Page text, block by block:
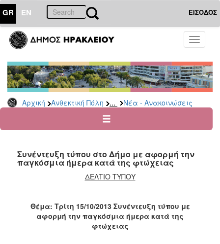
GR EN ΕΙΣΟΔΟΣ
Toggle
Αρχική Ανθεκτική Πόλη ... Νέα - Ανακοινώσεις
ΑΝΘΕΚΤΙΚΗ
ΠΟΛΗ
Κοινωνική
Πολιτική
Νέα
Ανακοινώσεις
για
Οικονομική
Καταστροφές
Κέντρα
Συνέντευξη τύπου στο Δήμο με αφορμή την
παγκόσμια ήμερα κατά της φτώχειας
ΔΕΛΤΙΟ ΤΥΠΟΥ
Θέμα: Τρίτη 15/10/2013 Συνέντευξη τύπου με
αφορμή την παγκόσμια ήμερα κατά της
φτώχειας